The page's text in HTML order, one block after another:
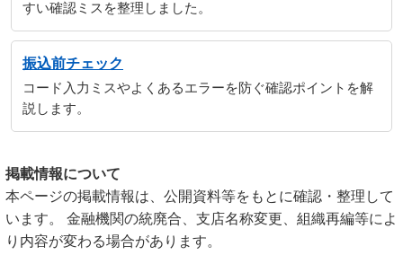
すい確認ミスを整理しました。
振込前チェック
コード入力ミスやよくあるエラーを防ぐ確認ポイントを解
説します。
掲載情報について
本ページの掲載情報は、公開資料等をもとに確認・整理して
います。 金融機関の統廃合、支店名称変更、組織再編等によ
り内容が変わる場合があります。